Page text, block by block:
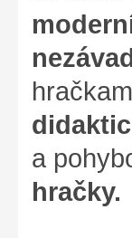
a
hračky.